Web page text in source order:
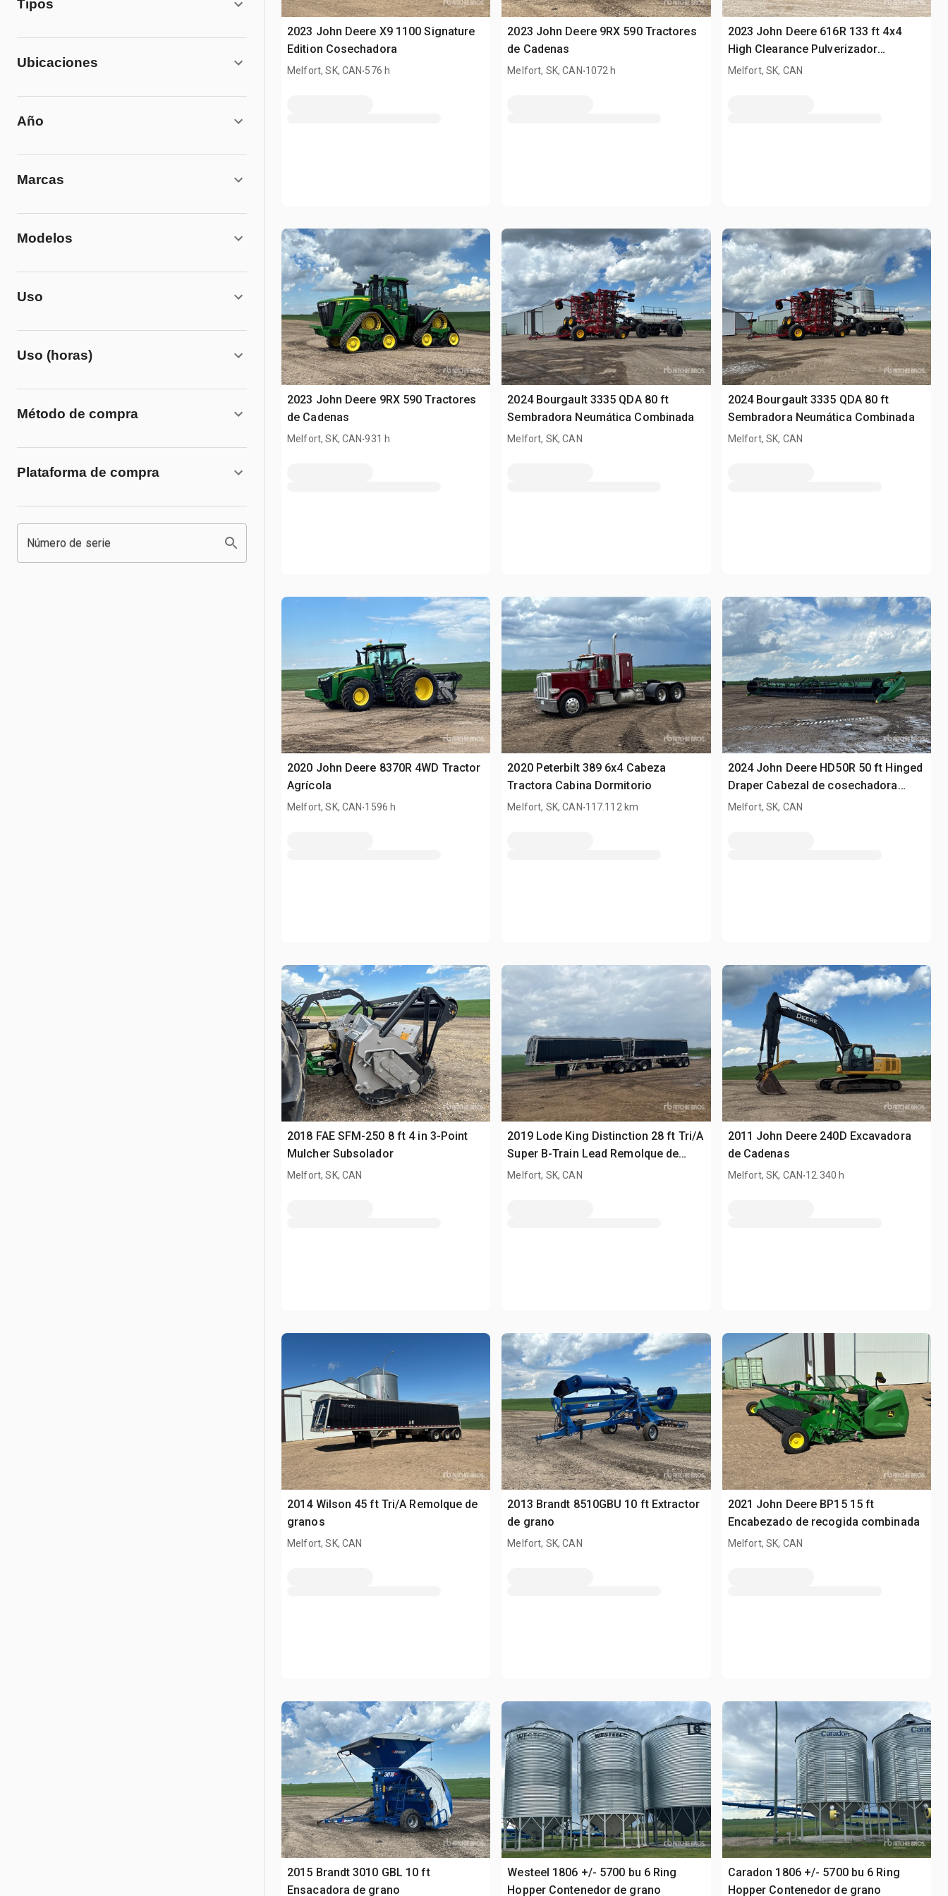
Tipos
Ubicaciones
Año
Marcas
Modelos
Uso
Uso (horas)
Método de compra
Plataforma de compra
Número de serie
2023 John Deere X9 1100 Signature
Edition Cosechadora
Melfort, SK, CAN.576 h
2023 John Deere 9RX 590 Tractores
de Cadenas
Melfort, SK, CAN.1072 h
2023 John Deere 616R 133 ft 4x4
High Clearance Pulverizador
Autopropulsado
Melfort, SK, CAN
2023 John Deere 9RX 590 Tractores
de Cadenas
Melfort, SK, CAN.931 h
2024 Bourgault 3335 QDA 80 ft
Sembradora Neumática Combinada
Melfort, SK, CAN
2024 Bourgault 3335 QDA 80 ft
Sembradora Neumática Combinada
Melfort, SK, CAN
2020 John Deere 8370R 4WD Tractor
Agrícola
Melfort, SK, CAN.1596 h
2020 Peterbilt 389 6x4 Cabeza
Tractora Cabina Dormitorio
Melfort, SK, CAN.117.112 km
2024 John Deere HD50R 50 ft Hinged
Draper Cabezal de cosechadora
trilladora
Melfort, SK, CAN
2018 FAE SFM-250 8 ft 4 in 3-Point
Mulcher Subsolador
Melfort, SK, CAN
2019 Lode King Distinction 28 ft Tri/A
Super B-Train Lead Remolque de
granos
Melfort, SK, CAN
2011 John Deere 240D Excavadora
de Cadenas
Melfort, SK, CAN.12.340 h
2014 Wilson 45 ft Tri/A Remolque de
granos
Melfort, SK, CAN
2013 Brandt 8510GBU 10 ft Extractor
de grano
Melfort, SK, CAN
2021 John Deere BP15 15 ft
Encabezado de recogida combinada
Melfort, SK, CAN
2015 Brandt 3010 GBL 10 ft
Ensacadora de grano
Westeel 1806 +/- 5700 bu 6 Ring
Hopper Contenedor de grano
Caradon 1806 +/- 5700 bu 6 Ring
Hopper Contenedor de grano